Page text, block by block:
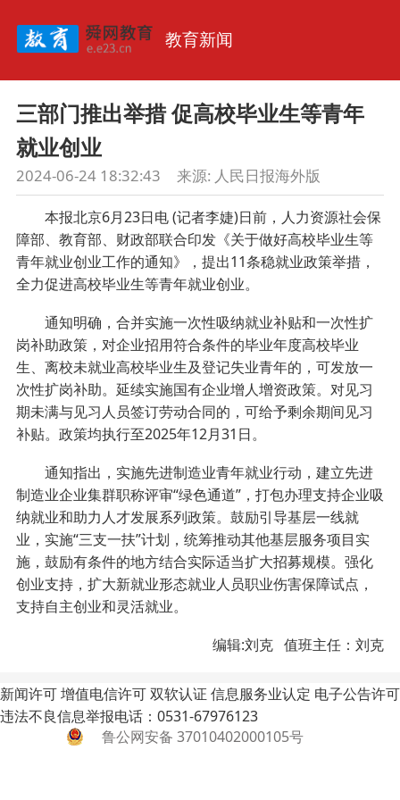
教育新闻
三部门推出举措 促高校毕业生等青年
就业创业
2024-06-24 18:32:43 来源: 人民日报海外版
本报北京6月23日电 (记者李婕)日前，人力资源社会保
障部、教育部、财政部联合印发《关于做好高校毕业生等
青年就业创业工作的通知》，提出11条稳就业政策举措，
全力促进高校毕业生等青年就业创业。
通知明确，合并实施一次性吸纳就业补贴和一次性扩
岗补助政策，对企业招用符合条件的毕业年度高校毕业
生、离校未就业高校毕业生及登记失业青年的，可发放一
次性扩岗补助。延续实施国有企业增人增资政策。对见习
期未满与见习人员签订劳动合同的，可给予剩余期间见习
补贴。政策均执行至2025年12月31日。
通知指出，实施先进制造业青年就业行动，建立先进
制造业企业集群职称评审“绿色通道”，打包办理支持企业吸
纳就业和助力人才发展系列政策。鼓励引导基层一线就
业，实施“三支一扶”计划，统筹推动其他基层服务项目实
施，鼓励有条件的地方结合实际适当扩大招募规模。强化
创业支持，扩大新就业形态就业人员职业伤害保障试点，
支持自主创业和灵活就业。
编辑:刘克 值班主任：刘克
新闻许可增值电信许可双软认证 信息服务业认定 电子公告许可
违法不良信息举报电话：0531-67976123
鲁公网安备 37010402000105号